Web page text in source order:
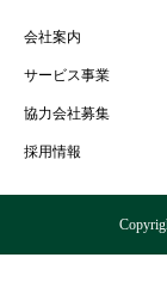
会社案内
サービス事業
協力会社募集
採用情報